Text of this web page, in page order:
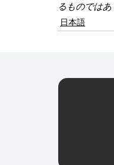
るものではあ
日本語